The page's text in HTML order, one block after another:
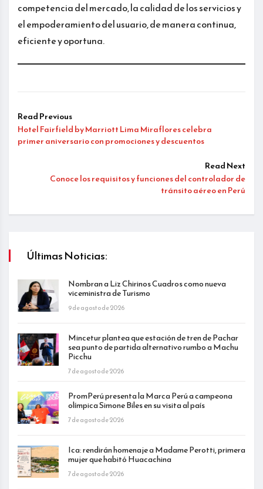
competencia del mercado, la calidad de los servicios y
el empoderamiento del usuario, de manera continua,
eficiente y oportuna.
Read Previous
Hotel Fairfield by Marriott Lima Miraflores celebra
primer aniversario con promociones y descuentos
Read Next
Conoce los requisitos y funciones del controlador de
tránsito aéreo en Perú
Últimas Noticias:
Nombran a Liz Chirinos Cuadros como nueva
viceministra de Turismo
9 de agosto de 2026
Mincetur plantea que estación de tren de Pachar
sea punto de partida alternativo rumbo a Machu
Picchu
7 de agosto de 2026
PromPerú presenta la Marca Perú a campeona
olímpica Simone Biles en su visita al país
7 de agosto de 2026
Ica: rendirán homenaje a Madame Perotti, primera
mujer que habitó Huacachina
7 de agosto de 2026